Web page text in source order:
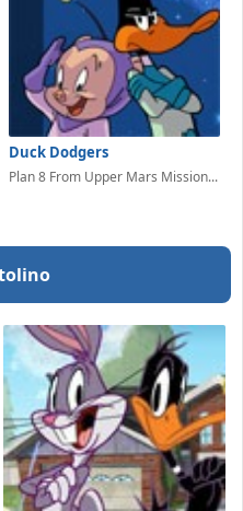
Duck Dodgers
Plan 8 From Upper Mars Mission...